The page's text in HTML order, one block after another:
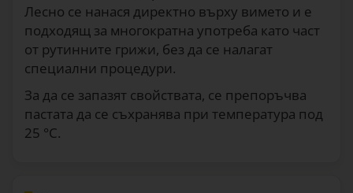
Лесно се нанася директно върху вимето и е
подходящ за многократна употреба като част
от рутинните грижи, без да се налагат
специални процедури.
За да се запазят свойствата, се препоръчва
пастата да се съхранява при температура под
25 °C.